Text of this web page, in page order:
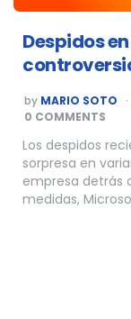
Despidos
POSTED
BY
by MARIO SOTO
0 COMMENTS
Los despidos
sorpresa en
empresa detrás
medidas,